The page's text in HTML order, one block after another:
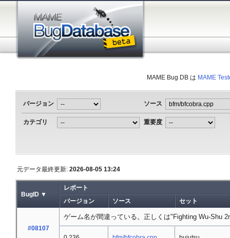
MAME Bug DB は MAME
バージョン ソース
カテゴリ 重要度
元データ最終更新: 2026-08-05 13:24
BugID ▼
レポート
バージョン
ソース セット
#08107
ゲーム名が間違っている。正しくは"Fighting Wu-Shu